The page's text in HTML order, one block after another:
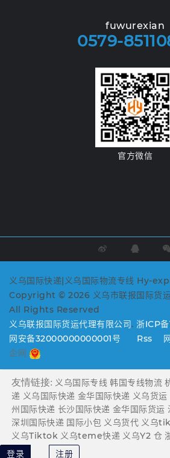
fuwurexian
0579-
官方微信
义乌国际快递|义乌国际物流专线 Hy-
Copyright © 2026 义乌市联报国际货
All Rights Reserved
义乌联报国际货运代理有限公司. 浙ICP
网安备32000000000001号
Rss
企网
友情链接: 义乌国际专线 韩国专线物流
递 义乌国际快递 金华国际快递 义乌货运
州国际快递 长沙国际快递 金华国际货运
深圳国际快递 国际小包 义乌货代 义乌
义乌Tiktok 义乌teme快递 义乌Y2 仓
登录
注册